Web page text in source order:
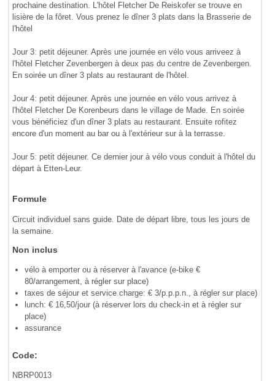
prochaine destination. L'hôtel Fletcher De Reiskofer se trouve en
lisière de la fôret. Vous prenez le dîner 3 plats dans la Brasserie de
l'hôtel
Jour 3: petit déjeuner. Après une journée en vélo vous arriveez à
l'hôtel Fletcher Zevenbergen à deux pas du centre de Zevenbergen.
En soirée un dîner 3 plats au restaurant de l'hôtel.
Jour 4: petit déjeuner. Après une journée en vélo vous arrivez à
l'hôtel Fletcher De Korenbeurs dans le village de Made. En soirée
vous bénéficiez d'un dîner 3 plats au restaurant. Ensuite rofitez
encore d'un moment au bar ou à l'extérieur sur à la terrasse.
Jour 5: petit déjeuner. Ce dernier jour à vélo vous conduit à l'hôtel du
départ à Etten-Leur.
Formule
Circuit individuel sans guide. Date de départ libre, tous les jours de
la semaine.
Non inclus
vélo à emporter ou à réserver à l'avance (e-bike €
80/arrangement, à régler sur place)
taxes de séjour et service charge: € 3/p.p.p.n., à régler sur place)
lunch: € 16,50/jour (à réserver lors du check-in et à régler sur
place)
assurance
Code:
NBRP0013